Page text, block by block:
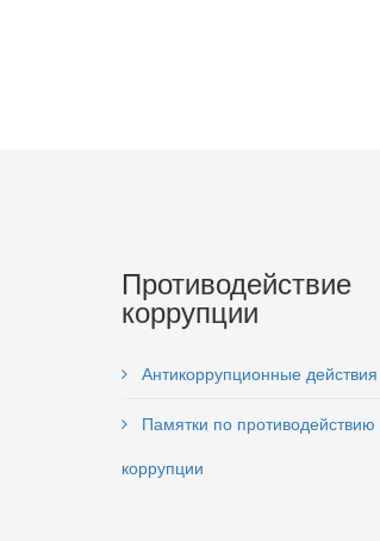
Противодействие
коррупции
Антикоррупционные действия
Памятки по противодействию
коррупции